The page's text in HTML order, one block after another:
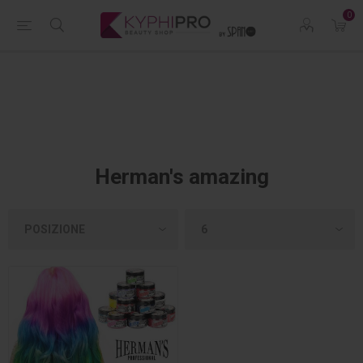
0
Herman's amazing